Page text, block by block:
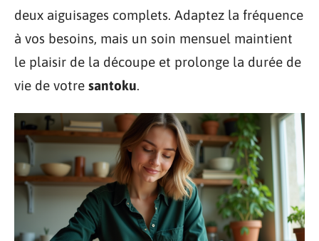
deux aiguisages complets. Adaptez la fréquence
à vos besoins, mais un soin mensuel maintient
le plaisir de la découpe et prolonge la durée de
vie de votre santoku.